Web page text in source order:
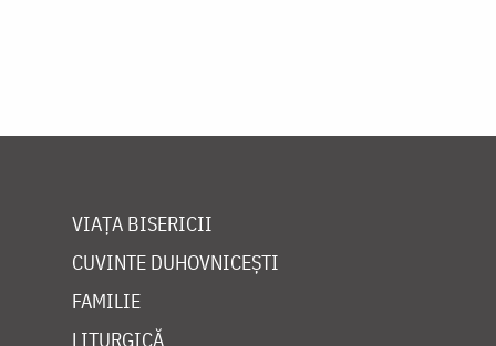
VIAȚA BISERICII
CUVINTE DUHOVNICEȘTI
FAMILIE
LITURGICĂ